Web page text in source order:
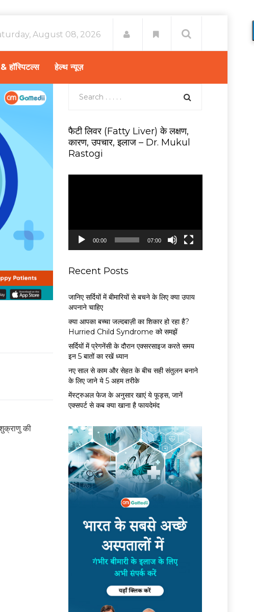
August 08, 2026
हॉस्पिटल्स हेल्थ न्यूज़
की
फैटी लिवर (Fatty Liver) के लक्षण,
कारण, उपचार, इलाज – Dr. Mukul
Rastogi
y
00:00 07:00
Recent Posts
जानिए सर्दियों में बीमारियों से बचने के लिए क्या उपाय
अपनाने चाहिए
क्या आपका बच्चा जल्दबाज़ी का शिकार हो रहा है?
Hurried Child Syndrome को समझें
सर्द‍ियों में प्रेगनेंसी के दौरान एक्सरसाइज करते समय
इन 5 बातों का रखें ध्यान
नए साल से काम और सेहत के बीच सही संतुलन बनाने
के लिए जाने ये 5 अहम तरीके
मेंस्ट्रुअल फेज के अनुसार खाएं ये फूड्स, जानें
एक्सपर्ट से कब क्या खाना है फायदेमंद